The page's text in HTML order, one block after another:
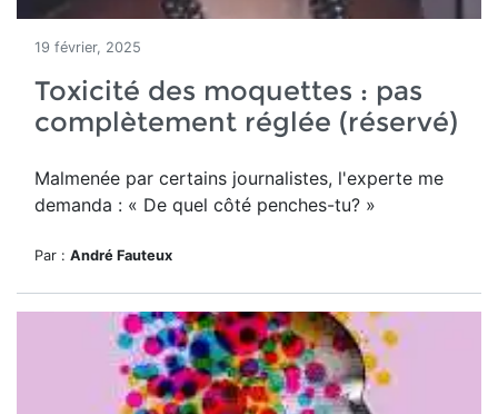
19 février, 2025
Toxicité des moquettes : pas
complètement réglée (réservé)
Malmenée par certains journalistes, l'experte me
demanda : « De quel côté penches-tu? »
Par : André Fauteux